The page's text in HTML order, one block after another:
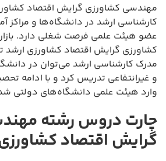
مهندسی کشاورزی گرایش اقتصاد
کارشناسی ارشد در دانشگاه‌ها و مراکز
عضو هیئت علمی فرصت شغلی دارد.
کشاورزی گرایش اقتصاد کشاورزی ارشد
مدرک کارشناسی ارشد می‌توان در
و غیرانتفاعی تدریس کرد و با ادامه
وارد هیئت علمی دانشگاه‌های دولتی
چارت دروس رشته
گرایش اقتصاد